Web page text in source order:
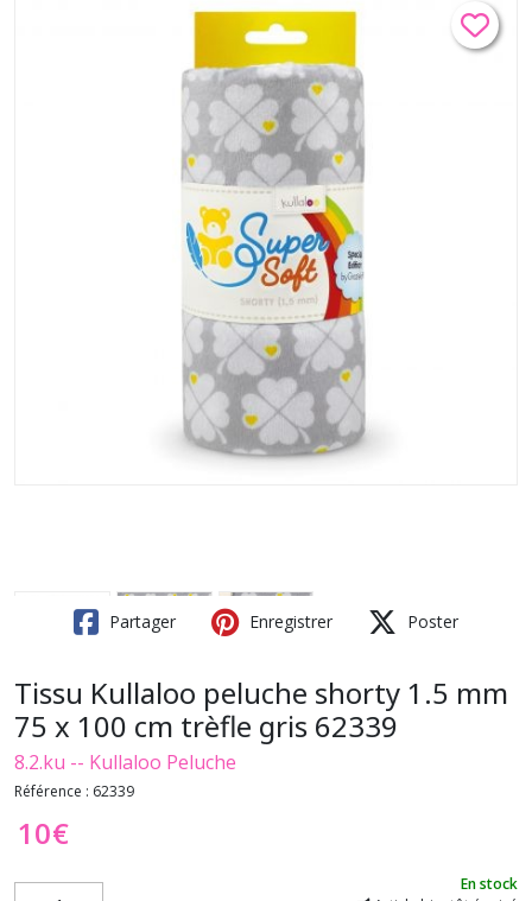
Partager Enregistrer Poster
Tissu Kullaloo peluche shorty 1.5 mm
75 x 100 cm trèfle gris 62339
8.2.ku -- Kullaloo Peluche
Référence : 62339
10€
En stock